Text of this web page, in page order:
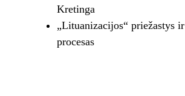
Kretinga
„Lituanizacijos“ priežastys ir
procesas